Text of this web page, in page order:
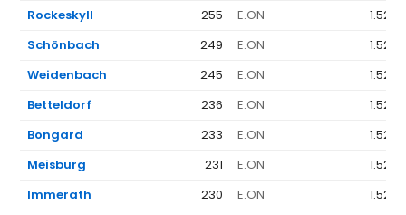
Rockeskyll
255 E.ON
1.523
Schönbach
249 E.ON
1.523
Weidenbach
245 E.ON
1.523
Betteldorf
236 E.ON
1.523
Bongard
233 E.ON
1.523
Meisburg
231 E.ON
1.523
Immerath
230 E.ON
1.523